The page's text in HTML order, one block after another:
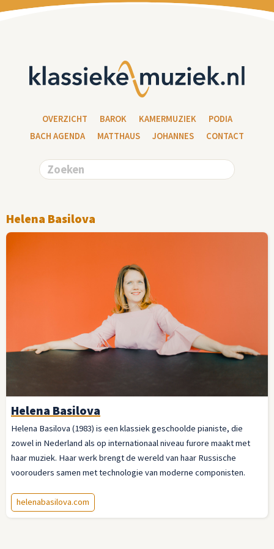
OVERZICHT BAROK KAMERMUZIEK
PODIA
BACH AGENDA
MATTHAUS JOHANNES CONTACT
Helena Basilova
Helena Basilova
Helena Basilova (1983) is een klassiek geschoolde pianiste, die
zowel in Nederland als op internationaal niveau furore maakt met
haar muziek. Haar werk brengt de wereld van haar Russische
voorouders samen met technologie van moderne componisten.
helenabasilova.com